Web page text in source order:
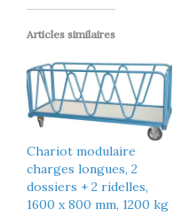
Articles similaires
Chariot modulaire
charges longues, 2
dossiers + 2 ridelles,
1600 x 800 mm, 1200 kg